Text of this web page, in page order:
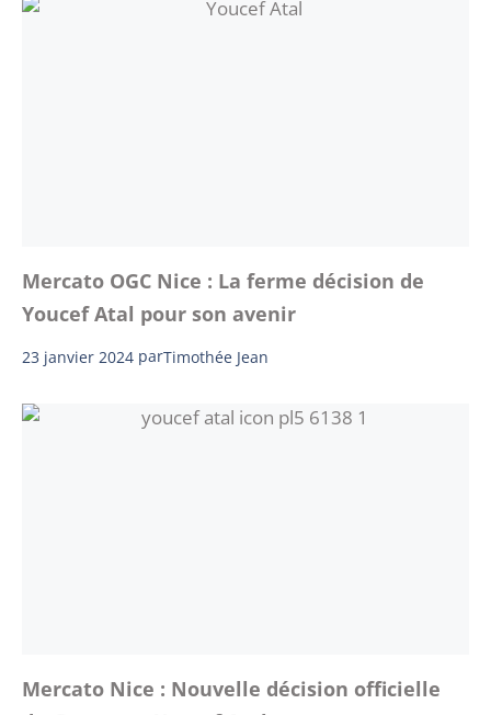
Mercato OGC Nice : La ferme décision de
Youcef Atal pour son avenir
23 janvier 2024 parTimothée Jean
Mercato Nice : Nouvelle décision officielle